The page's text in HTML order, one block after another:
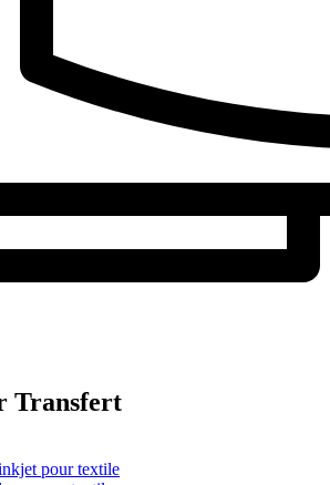
Transfert
pour textile